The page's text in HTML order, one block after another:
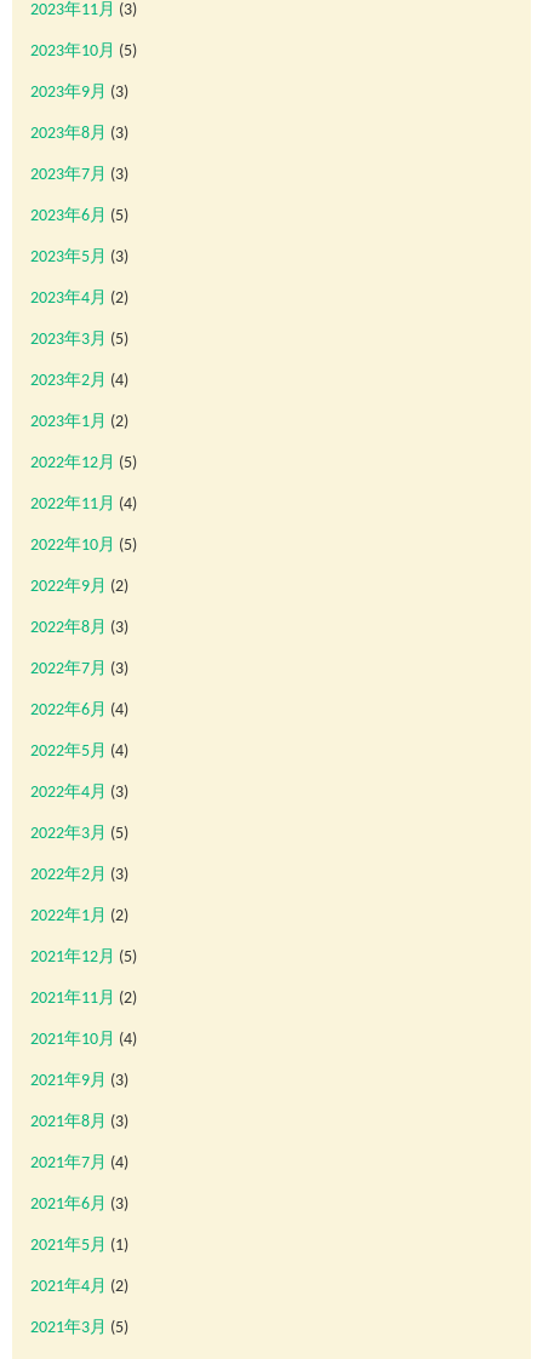
2023年11月 (3)
2023年10月 (5)
2023年9月 (3)
2023年8月 (3)
2023年7月 (3)
2023年6月 (5)
2023年5月 (3)
2023年4月 (2)
2023年3月 (5)
2023年2月 (4)
2023年1月 (2)
2022年12月 (5)
2022年11月 (4)
2022年10月 (5)
2022年9月 (2)
2022年8月 (3)
2022年7月 (3)
2022年6月 (4)
2022年5月 (4)
2022年4月 (3)
2022年3月 (5)
2022年2月 (3)
2022年1月 (2)
2021年12月 (5)
2021年11月 (2)
2021年10月 (4)
2021年9月 (3)
2021年8月 (3)
2021年7月 (4)
2021年6月 (3)
2021年5月 (1)
2021年4月 (2)
2021年3月 (5)